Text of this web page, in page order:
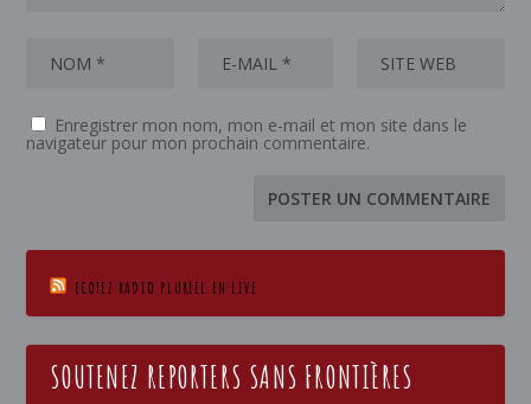
Enregistrer mon nom, mon e-mail et mon site dans le
navigateur pour mon prochain commentaire.
ECOTEZ RADIO PLURIEL EN LIVE
SOUTENEZ REPORTERS SANS FRONTIÈRES